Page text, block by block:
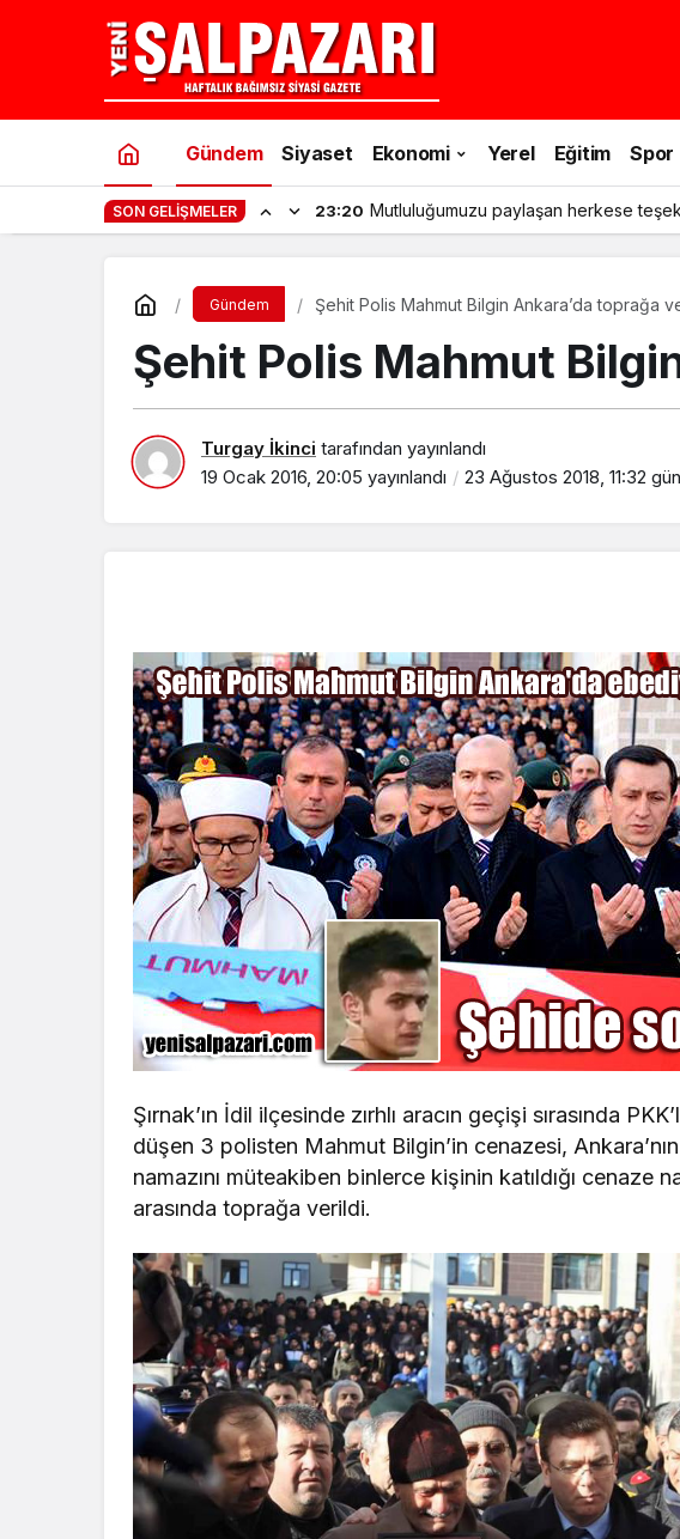
Gündem Siyaset Ekonomi Yerel Eğitim Spor
SON GELIŞMELER 23:20 Mutluluğumuzu paylaşan herkese
Gündem Şehit Polis Mahmut Bilgin Ankara’da toprağa
Şehit Polis Mahmut
Turgay İkinci tarafından yayınlandı
19 Ocak 2016, 20:05 yayınlandı 23 Ağustos 2018, 11:32
Şırnak’ın İdil ilçesinde zırhlı aracın geçişi sırasında
düşen 3 polisten Mahmut Bilgin’in cenazesi,
namazını müteakiben binlerce kişinin katıldığı cenaze
arasında toprağa verildi.